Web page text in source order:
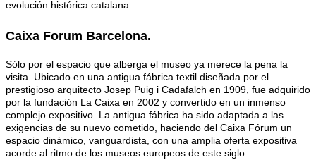
evolución histórica catalana.
Caixa Forum Barcelona.
Sólo por el espacio que alberga el museo ya merece la pena la
visita. Ubicado en una antigua fábrica textil diseñada por el
prestigioso arquitecto Josep Puig i Cadafalch en 1909, fue adquirido
por la fundación La Caixa en 2002 y convertido en un inmenso
complejo expositivo. La antigua fábrica ha sido adaptada a las
exigencias de su nuevo cometido, haciendo del Caixa Fórum un
espacio dinámico, vanguardista, con una amplia oferta expositiva
acorde al ritmo de los museos europeos de este siglo.